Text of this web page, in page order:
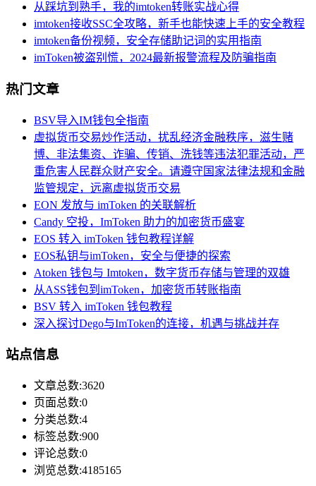
从踩坑到熟手，我的imtoken转账实战心得
imtoken接收SSC全攻略，新手也能快速上手的安全教程
imtoken备份视频，安全存储助记词的实用指南
imToken被盗别慌，2024最新报警流程及防骗指南
热门文章
BSV导入IM钱包全指南
虚拟货币交易炒作活动，扰乱经济金融秩序，滋生赌
博、非法集资、诈骗、传销、洗钱等违法犯罪活动，严
重危害人民群众财产安全。请遵守国家法律法规和金融
监管规定，远离虚拟货币交易
EON 发放与 imToken 的关联解析
Candy 空投，ImToken 助力的加密货币盛宴
EOS 转入 imToken 钱包教程详解
EOS私钥与imToken，安全与便捷的探索
Atoken 钱包与 Imtoken，数字货币存储与管理的双雄
从ASS钱包到imToken，加密货币转账指南
BSV 转入 imToken 钱包教程
深入探讨Dego与ImToken的连接，机遇与挑战并存
站点信息
文章总数:3620
页面总数:0
分类总数:4
标签总数:900
评论总数:0
浏览总数:4185165